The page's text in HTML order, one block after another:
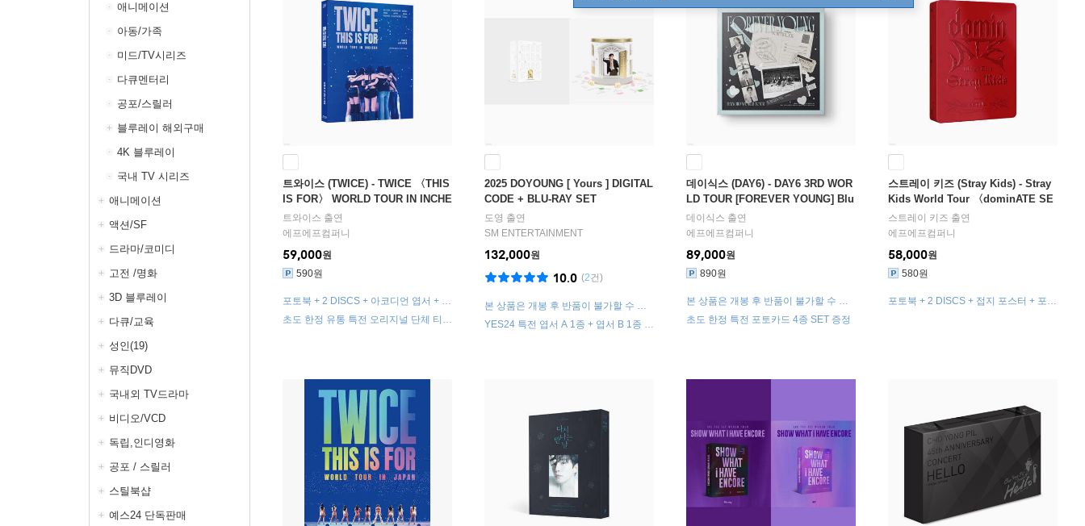
애니메이션
아동/가족
미드/TV시리즈
다큐멘터리
공포/스릴러
블루레이 해외구매
4K 블루레이
국내 TV 시리즈
애니메이션
액션/SF
드라마/코미디
고전 /명화
3D 블루레이
다큐/교육
성인(19)
뮤직DVD
국내외 TV드라마
비디오/VCD
독립,인디영화
공포 / 스릴러
스틸북샵
예스24 단독판매
트와이스 (TWICE) - TWICE 〈THIS
IS FOR〉 WORLD TOUR IN INCHE
ON Blu-ray
트와이스 출연
에프에프컴퍼니
초도 한정 유통 특전 오리지널 단체 티켓
59,000원
590원
포토북 + 2 DISCS + 아코디언 엽서 + 트
랙리스트 룰렛 + 포토카드 세트
2025 DOYOUNG [ Yours ] DIGITAL
CODE + BLU-RAY SET
도영 출연
SM ENTERTAINMENT
YES24 특전 엽서 A 1종 + 엽서 B 1종 +
132,000원
(2건)
10.0
본 상품은 개봉 후 반품이 불가할 수 있
으며, 구성품 불량인 경우 구성품에 한해
별도 교환 처리됩니다.
데이식스 (DAY6) - DAY6 3RD WOR
LD TOUR [FOREVER YOUNG] Blu
-ray
데이식스 출연
에프에프컴퍼니
초도 한정 특전 포토카드 4종 SET 증정
89,000원
890원
본 상품은 개봉 후 반품이 불가할 수 있
으며, 구성품 불량인 경우 구성품에 한해
별도 교환 처리됩니다.
스트레이 키즈 (Stray Kids) - Stray
Kids World Tour 〈dominATE SE
OUL〉 Blu-ray
스트레이 키즈 출연
에프에프컴퍼니
58,000원
580원
포토북 + 2 DISCS + 접지 포스터 + 포토